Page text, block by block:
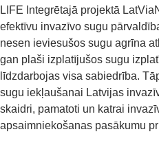
LIFE Integrētajā projektā
efektīvu invazīvo sugu
nesen ieviesušos sugu agrīna
gan plaši izplatījušos sugu
līdzdarbojas visa sabiedrība.
sugu iekļaušanai Latvijas
skaidri, pamatoti un katrai
apsaimniekošanas pasākumu